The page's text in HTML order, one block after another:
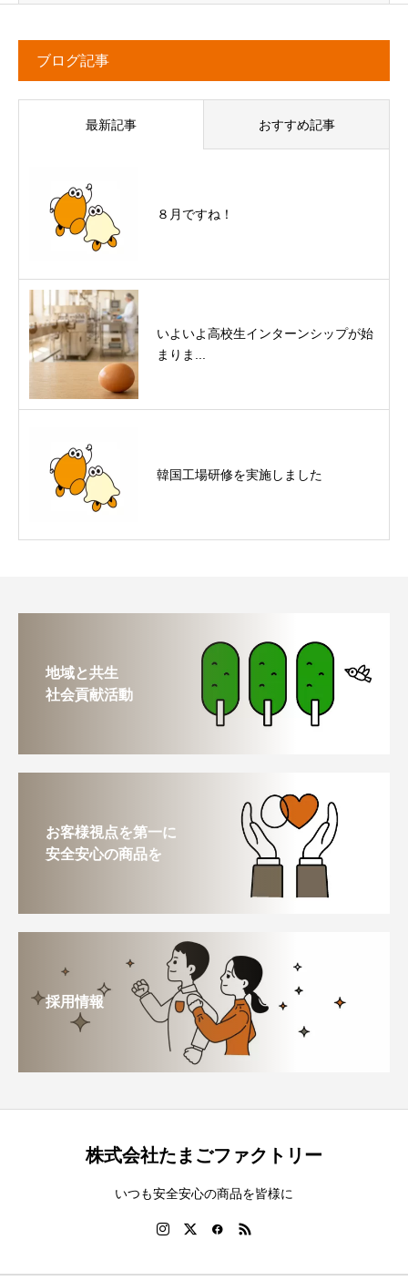
ブログ記事
最新記事 おすすめ記事
８月ですね！
いよいよ高校生インターンシップが始
まりま...
韓国工場研修を実施しました
地域と共生
社会貢献活動
お客様視点を第一に
安全安心の商品を
採用情報
株式会社たまごファクトリー
いつも安全安心の商品を皆様に